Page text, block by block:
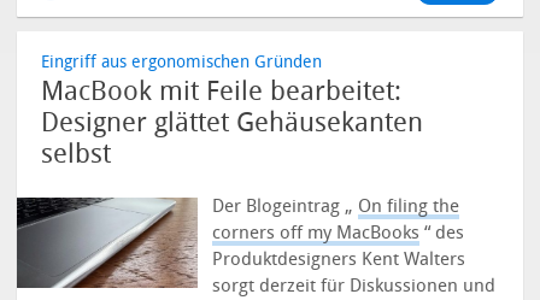
Eingriff aus ergonomischen Gründen
MacBook mit Feile bearbeitet:
Designer glättet Gehäusekanten
selbst
Der Blogeintrag „ On filing the
corners off my MacBooks “ des
Produktdesigners Kent Walters
sorgt derzeit für Diskussionen und